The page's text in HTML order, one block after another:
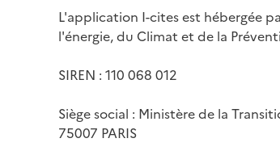
L'application I-cites est hébergée
l'énergie, du Climat et de la
SIREN : 110 068 012
Siège social : Ministère de la
75007 PARIS